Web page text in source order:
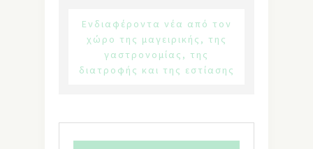
Ενδιαφέροντα νέα από τον
χώρο της μαγειρικής, της
γαστρονομίας, της
διατροφής και της εστίασης